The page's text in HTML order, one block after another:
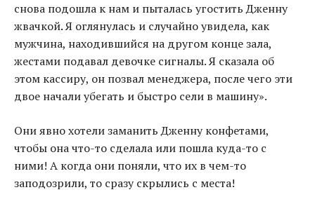
снова подошла к нам и пыталась угостить Дженну
жвачкой.Я оглянулась и случайно увидела, как
мужчина, находившийся на другом конце зала,
жестами подавал девочке сигналы. Я сказала об
этом кассиру, он позвал менеджера, после чего эти
двое начали убегать и быстро сели в машину».
Они явно хотели заманить Дженну конфетами,
чтобы она что-то сделала или пошла куда-то с
ними! А когда они поняли, что их в чем-то
заподозрили, то сразу скрылись с места!